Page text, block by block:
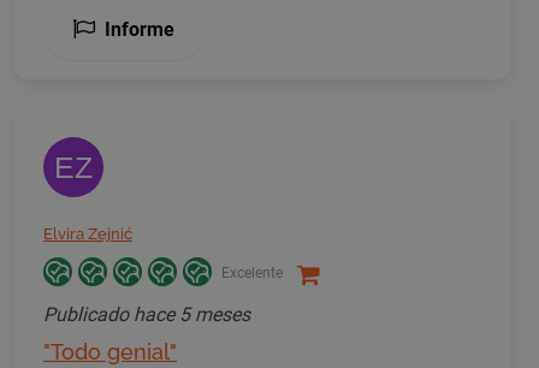
Informe
EZ
Elvira Zejnić
Excelente
Publicado hace 5 meses
"Todo genial"